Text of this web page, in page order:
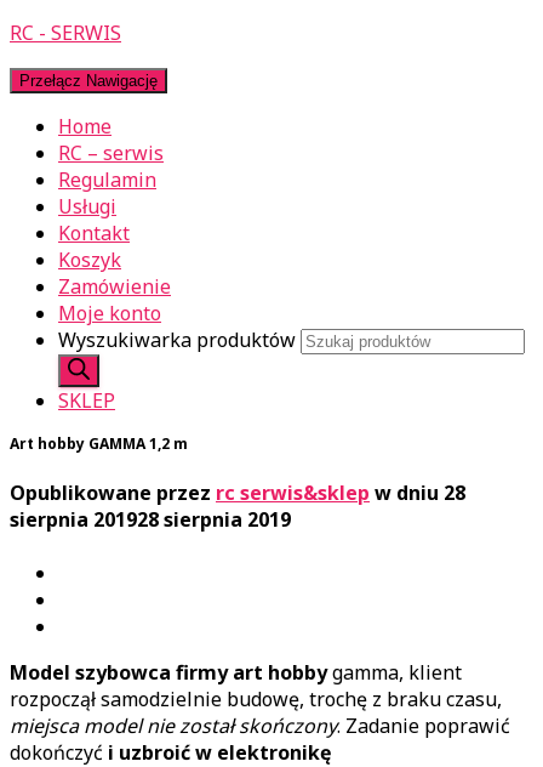
RC - SERWIS
Przełącz Nawigację
Home
RC – serwis
Regulamin
Usługi
Kontakt
Koszyk
Zamówienie
Moje konto
Wyszukiwarka produktów
SKLEP
Art hobby GAMMA 1,2 m
Opublikowane przez rc serwis&sklep w dniu 28
sierpnia 201928 sierpnia 2019
Model szybowca firmy art hobbygamma, klient
rozpoczął samodzielnie budowę, trochę z braku czasu,
miejsca model nie został skończony. Zadanie poprawić
dokończyć i uzbroić w elektronikę